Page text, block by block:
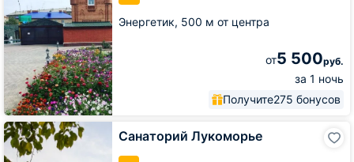
Энергетик, 500 м от центра
от5 500руб.
за 1 ночь
Получите275 бонусов
Санаторий Лукоморье
Санаторий
Лукоморье